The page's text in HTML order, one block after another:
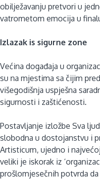
obilježavanju pretvori u
vatrometom emocija u
Izlazak is sigurne zone
Većina događaja u
su na mjestima sa čijim
višegodišnja uspješna
sigurnosti i zaštićenosti.
Postavljanje izložbe Sva
slobodna u dostojanstvu i
Artisticum, ujedno i
veliki je iskorak iz
prošlomjesečnih potvrda